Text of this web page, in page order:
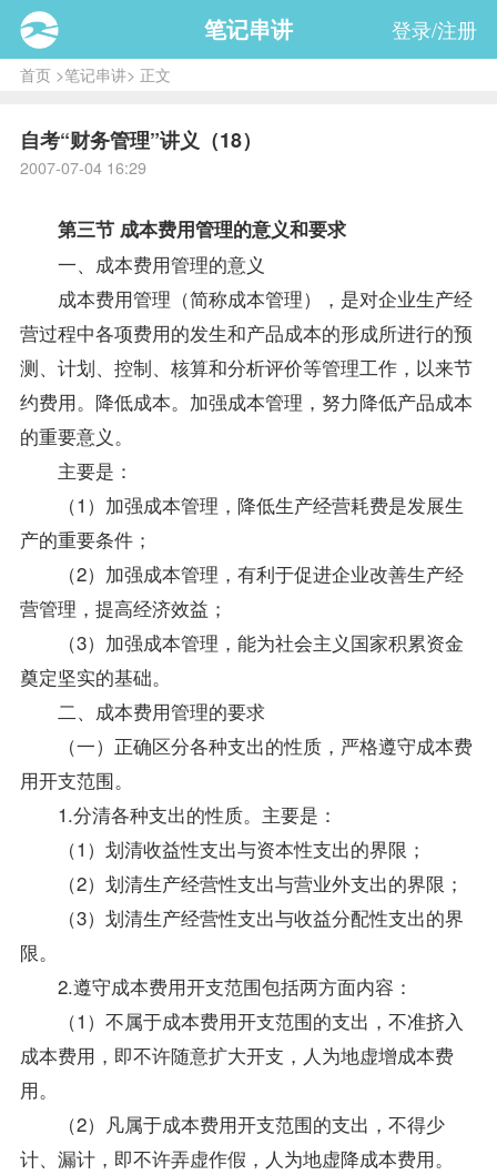
笔记串讲 登录/注册
首页>笔记串讲> 正文
自考“财务管理”讲义（18）
2007-07-04 16:29
第三节 成本费用管理的意义和要求
一、成本费用管理的意义
成本费用管理（简称成本管理），是对企业生产经
营过程中各项费用的发生和产品成本的形成所进行的预
测、计划、控制、核算和分析评价等管理工作，以来节
约费用。降低成本。加强成本管理，努力降低产品成本
的重要意义。
主要是：
（1）加强成本管理，降低生产经营耗费是发展生
产的重要条件；
（2）加强成本管理，有利于促进企业改善生产经
营管理，提高经济效益；
（3）加强成本管理，能为社会主义国家积累资金
奠定坚实的基础。
二、成本费用管理的要求
（一）正确区分各种支出的性质，严格遵守成本费
用开支范围。
1.分清各种支出的性质。主要是：
（1）划清收益性支出与资本性支出的界限；
（2）划清生产经营性支出与营业外支出的界限；
（3）划清生产经营性支出与收益分配性支出的界
限。
2.遵守成本费用开支范围包括两方面内容：
（1）不属于成本费用开支范围的支出，不准挤入
成本费用，即不许随意扩大开支，人为地虚增成本费
用。
（2）凡属于成本费用开支范围的支出，不得少
计、漏计，即不许弄虚作假，人为地虚降成本费用。